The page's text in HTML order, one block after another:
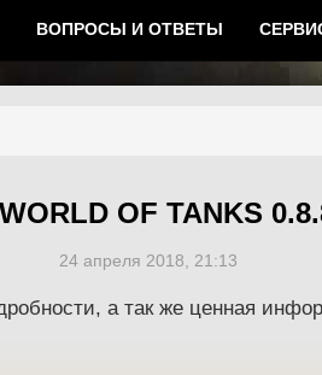
ВОПРОСЫ И ОТВЕТЫ
OF TANKS
24 апреля 2018, 21:13
а так же ценная